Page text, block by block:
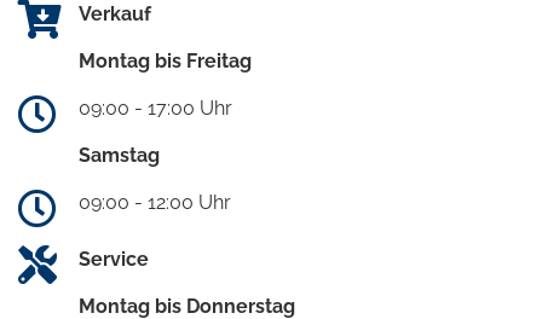
Verkauf
Montag bis Freitag
09:00 - 17:00 Uhr
Samstag
09:00 - 12:00 Uhr
Service
Montag bis Donnerstag